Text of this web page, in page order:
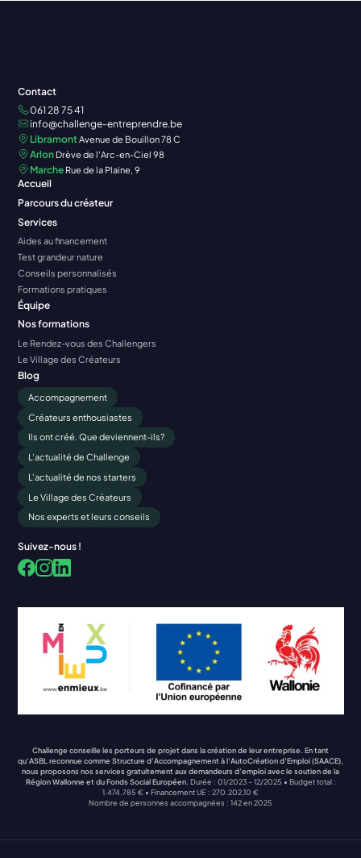
Contact
061 28 75 41
info@challenge-entreprendre.be
LibramontAvenue de Bouillon 78 C
Arlon Drève de l'Arc-en-Ciel 98
Marche Rue de la Plaine, 9
Accueil
Parcours du créateur
Services
Aides au financement
Test grandeur nature
Conseils personnalisés
Formations pratiques
Équipe
Nos formations
Le Rendez-vous des Challengers
Le Village des Créateurs
Blog
Accompagnement
Créateurs enthousiastes
Ils ont créé. Que deviennent-ils?
L'actualité de Challenge
L'actualité de nos starters
Le Village des Créateurs
Nos experts et leurs conseils
Suivez-nous !
Challenge conseille les porteurs de projet dans la création de leur entreprise. En tant
qu’ASBL reconnue comme Structure d’Accompagnement à l’AutoCréation d’Emploi (SAACE),
nous proposons nos services gratuitement aux demandeurs d’emploi avec le soutien de la
Région Wallonne et du Fonds Social Européen. Durée : 01/2023 – 12/2025 • Budget total :
1.474.785 € • Financement UE : 270.202,10 €
Nombre de personnes accompagnées : 142 en 2025